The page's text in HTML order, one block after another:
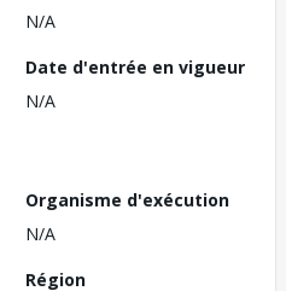
N/A
Date d'entrée en vigueur
N/A
Organisme d'exécution
N/A
Région